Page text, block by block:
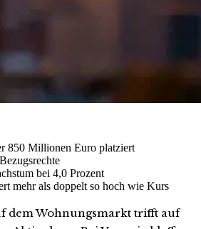
850 Millionen Euro platziert
bei 4,0 Prozent
mehr als doppelt so hoch wie Kurs
dem Wohnungsmarkt trifft auf